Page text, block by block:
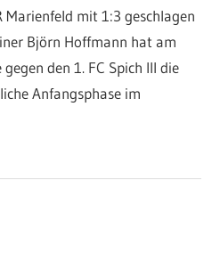
Marienfeld mit 1:3 geschlagen
Björn Hoffmann hat am
den 1. FC Spich III die
Anfangsphase im